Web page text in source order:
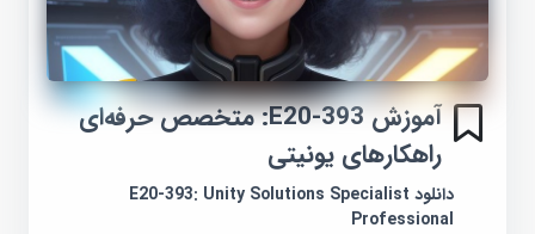
آموزش E20-393: متخصص حرفه‌ای
راهکارهای یونیتی
دانلود E20-393: Unity Solutions Specialist
Professional